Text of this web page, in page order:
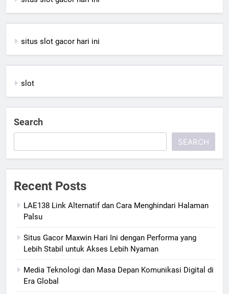
situs slot gacor hari ini
slot
Search
SEARCH
Recent Posts
LAE138 Link Alternatif dan Cara Menghindari Halaman
Palsu
Situs Gacor Maxwin Hari Ini dengan Performa yang
Lebih Stabil untuk Akses Lebih Nyaman
Media Teknologi dan Masa Depan Komunikasi Digital di
Era Global